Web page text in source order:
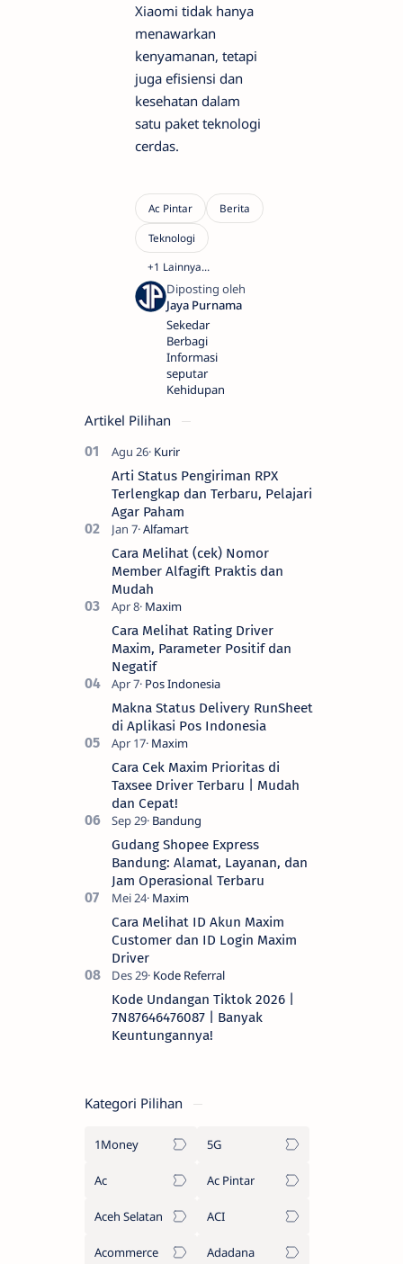
Xiaomi tidak hanya
menawarkan
kenyamanan, tetapi
juga efisiensi dan
kesehatan dalam
satu paket teknologi
cerdas.
Sekedar
Berbagi
Informasi
seputar
Kehidupan
Artikel Pilihan
Arti Status Pengiriman RPX
Terlengkap dan Terbaru, Pelajari
Agar Paham
Cara Melihat (cek) Nomor
Member Alfagift Praktis dan
Mudah
Cara Melihat Rating Driver
Maxim, Parameter Positif dan
Negatif
Makna Status Delivery RunSheet
di Aplikasi Pos Indonesia
Cara Cek Maxim Prioritas di
Taxsee Driver Terbaru | Mudah
dan Cepat!
Gudang Shopee Express
Bandung: Alamat, Layanan, dan
Jam Operasional Terbaru
Cara Melihat ID Akun Maxim
Customer dan ID Login Maxim
Driver
Kode Undangan Tiktok 2026 |
7N87646476087 | Banyak
Keuntungannya!
Kategori Pilihan
1Money 5G
Ac Ac Pintar
Aceh Selatan ACI
Acommerce Adadana